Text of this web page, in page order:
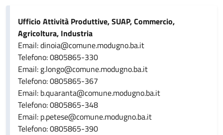
Ufficio Attività Produttive, SUAP, Commercio,
Agricoltura, Industria
Email: dinoia@comune.modugno.ba.it
Telefono: 0805865-330
Email: g.longo@comune.modugno.ba.it
Telefono: 0805865-367
Email: b.quaranta@comune.modugno.ba.it
Telefono: 0805865-348
Email: p.petese@comune.modugno.ba.it
Telefono: 0805865-390